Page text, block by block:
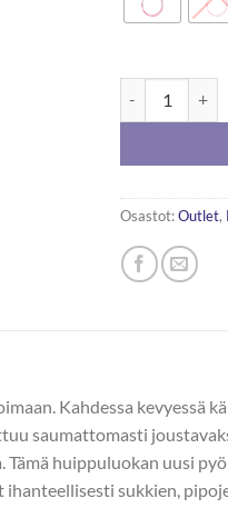
Osastot:Outlet,
Kahdessa kevyessä
saumattomasti
huippuluokan uusi
sukkien,